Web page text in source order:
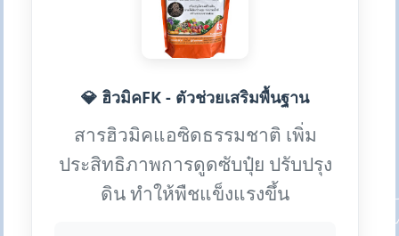
💎 ฮิวมิคFK - ตัวช่วยเสริมพื้นฐาน
สารฮิวมิคแอซิดธรรมชาติ เพิ่ม
ประสิทธิภาพการดูดซับปุ๋ย ปรับปรุง
ดิน ทำให้พืชแข็งแรงขึ้น